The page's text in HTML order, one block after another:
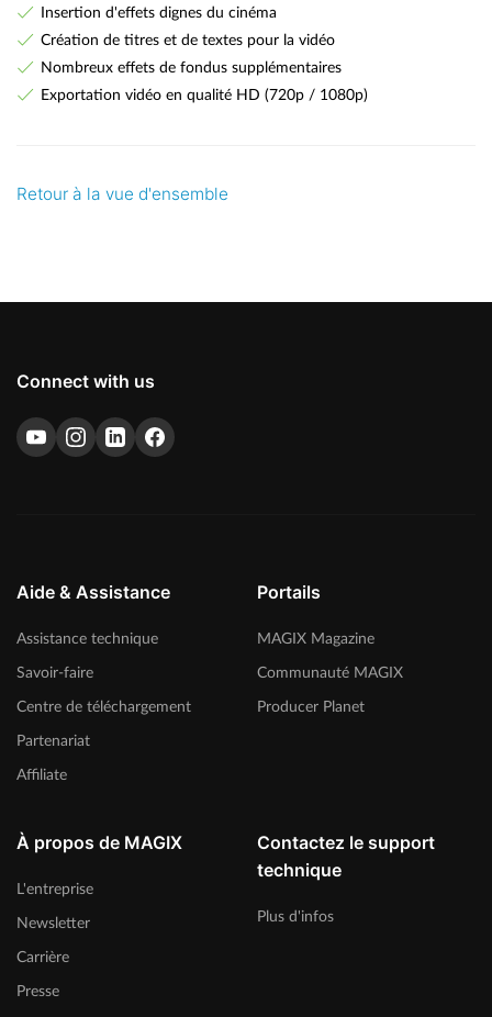
Insertion d'effets dignes du cinéma
Création de titres et de textes pour la vidéo
Nombreux effets de fondus supplémentaires
Exportation vidéo en qualité HD (720p / 1080p)
Retour à la vue d'ensemble
Connect with us
Aide & Assistance
Assistance technique
Savoir-faire
Centre de téléchargement
Partenariat
Affiliate
Portails
MAGIX Magazine
Communauté MAGIX
Producer Planet
À propos de MAGIX
L'entreprise
Newsletter
Carrière
Presse
Contactez le support
technique
Plus d'infos